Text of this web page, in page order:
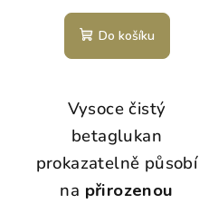
Do košíku
Vysoce čistý
betaglukan
prokazatelně působí
na přirozenou